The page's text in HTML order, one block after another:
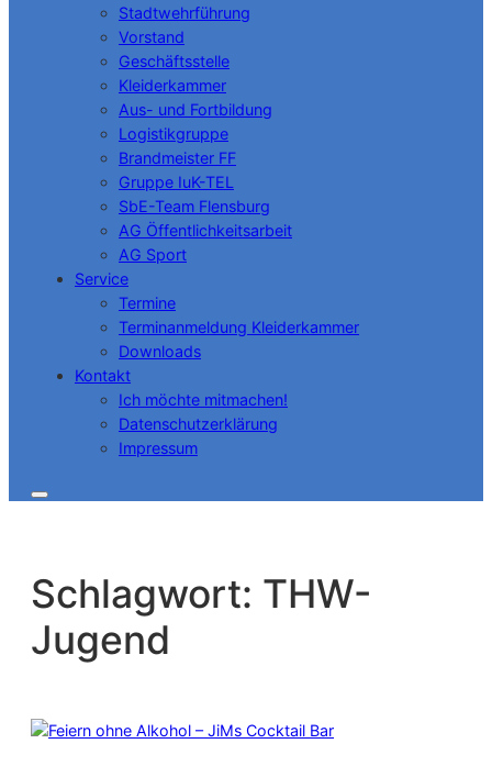
Stadtwehrführung
Vorstand
Geschäftsstelle
Kleiderkammer
Aus- und Fortbildung
Logistikgruppe
Brandmeister FF
Gruppe IuK-TEL
SbE-Team Flensburg
AG Öffentlichkeitsarbeit
AG Sport
Service
Termine
Terminanmeldung Kleiderkammer
Downloads
Kontakt
Ich möchte mitmachen!
Datenschutzerklärung
Impressum
Schlagwort: THW-
Jugend